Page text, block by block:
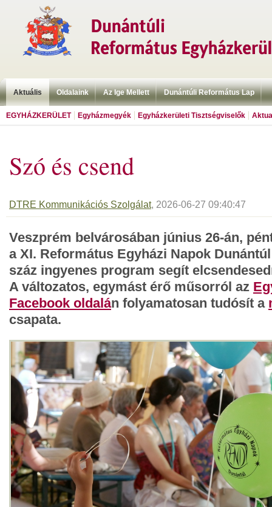
Aktuális Oldalaink Az Ige Mellett Dunántúli Református Lap
EGYHÁZKERÜLET Egyházmegyék Egyházkerületi Tisztségviselők
Szó és csend
DTRE Kommunikációs Szolgálat, 2026-06-27 09:40:47
Veszprém belvárosában június 26-án,
a XI. Református Egyházi Napok
száz ingyenes program segít
A változatos, egymást érő műsorról az
Facebook oldalán folyamatosan tudósít a
csapata.